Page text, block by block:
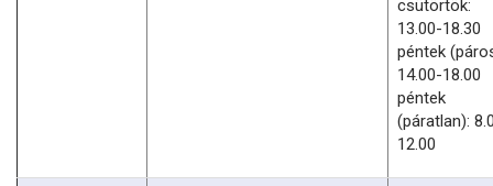
csütörtök:
13.00-18.30
péntek
14.00-18.00
péntek
(páratlan):
12.00